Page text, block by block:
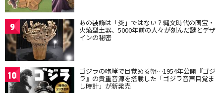
9 あの装飾は「炎」ではない？縄文時代の国宝・
火焔型土器、5000年前の人々が刻んだ謎とデザ
インの秘密
10 ゴジラの咆哮で目覚める朝…1954年公開『ゴジ
ラ』の貴重音源を搭載した「ゴジラ音声目覚ま
し時計」が新発売